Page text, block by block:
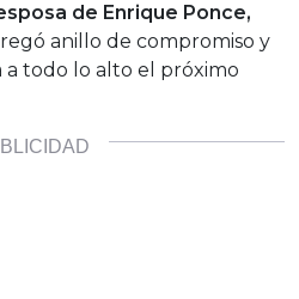
de Enrique Ponce,
anillo de compromiso y
todo lo alto el próximo